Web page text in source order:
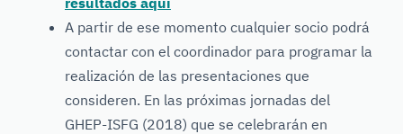
A partir de ese momento cualquier socio podrá
contactar con el coordinador para programar la
realización de las presentaciones que
consideren. En las próximas jornadas del
GHEP-ISFG (2018) que se celebrarán en